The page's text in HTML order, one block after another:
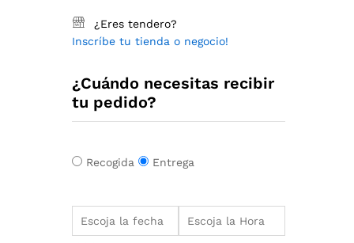
¿Eres tendero?
Inscríbe tu tienda o negocio!
¿Cuándo necesitas recibir
tu pedido?
Recogida Entrega